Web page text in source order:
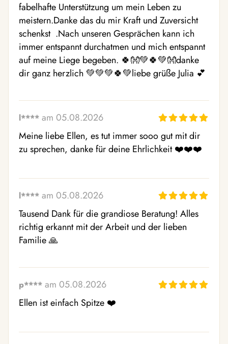
fabelhafte Unterstützung um mein Leben zu
meistern.Danke das du mir Kraft und Zuversicht
schenkst  .Nach unseren Gesprächen kann ich
immer entspannt durchatmen und mich entspannt
auf meine Liege begeben. 🍀👐💚🍀💚👐danke
dir ganz herzlich 💚💚💚🍀💚liebe grüße Julia 💕
l**** am 05.08.2026
Meine liebe Ellen, es tut immer sooo gut mit dir
zu sprechen, danke für deine Ehrlichkeit ❤️❤️❤️
l**** am 05.08.2026
Tausend Dank für die grandiose Beratung! Alles
richtig erkannt mit der Arbeit und der lieben
Familie 🙏
p**** am 05.08.2026
Ellen ist einfach Spitze ❤️